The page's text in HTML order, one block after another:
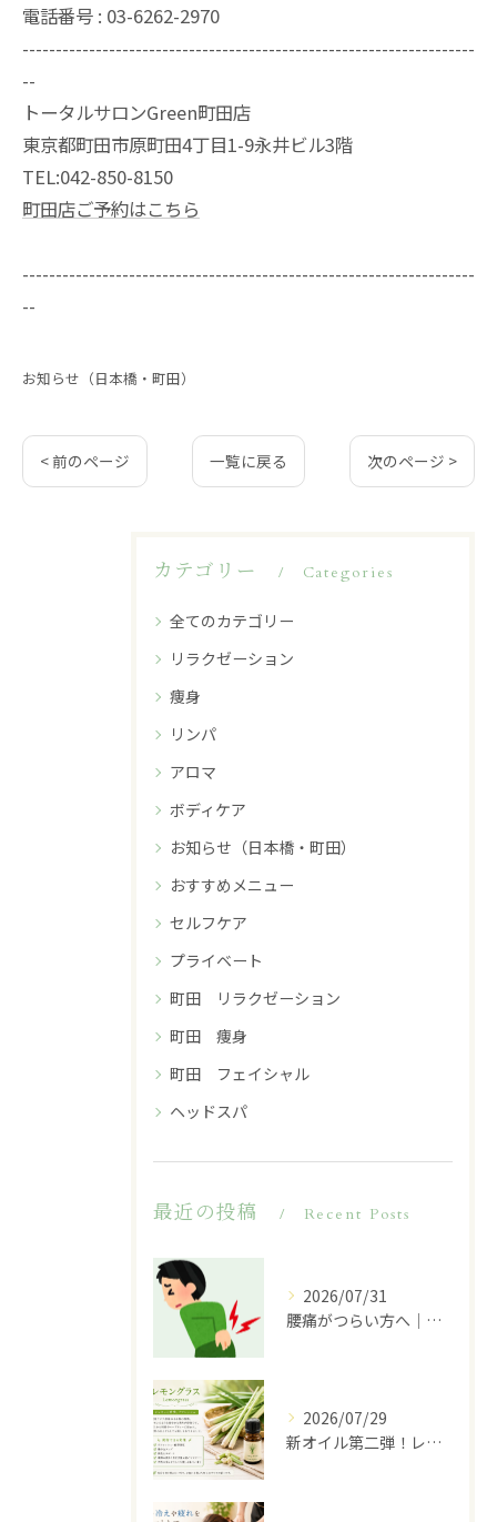
電話番号 : 03-6262-2970
--------------------------------------------------------------------
--
トータルサロンGreen町田店
東京都町田市原町田4丁目1-9永井ビル3階
TEL:042-850-8150
町田店ご予約はこちら
--------------------------------------------------------------------
--
お知らせ（日本橋・町田）
< 前のページ 一覧に戻る 次のページ >
カテゴリー Categories
全てのカテゴリー
リラクゼーション
痩身
リンパ
アロマ
ボディケア
お知らせ（日本橋・町田）
おすすめメニュー
セルフケア
プライベート
町田 リラクゼーション
町田 痩身
町田 フェイシャル
ヘッドスパ
最近の投稿 Recent Posts
2026/07/31
腰痛がつらい方へ｜その原因は腰だけではないかもしれません
2026/07/29
新オイル第二弾！レモングラスのご紹介♪